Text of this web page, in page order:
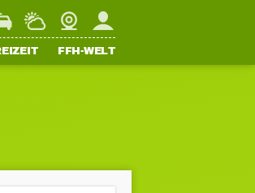
WetterWebcamMein FFH
FFH-WELT